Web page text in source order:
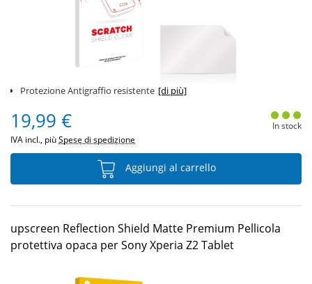
Protezione Antigraffio resistente [di più]
19,99 €
IVA incl., piùSpese di spedizione
In stock
Aggiungi al carrello
upscreen Reflection Shield Matte Premium Pellicola
protettiva opaca per Sony Xperia Z2 Tablet